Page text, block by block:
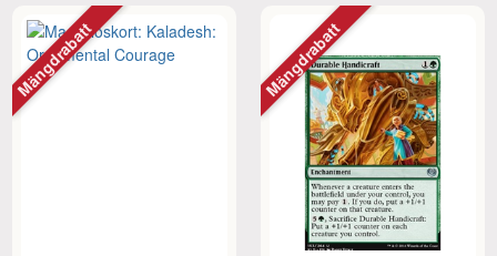
Mängdrabatt Mängdrabatt